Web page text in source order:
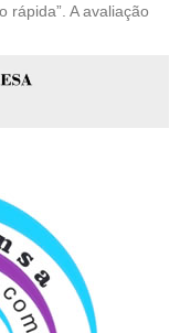
rápida”. A avaliação